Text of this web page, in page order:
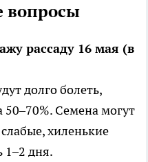
вопросы
рассаду 16 мая (в
долго болеть,
Семена могут
хиленькие
1–2 дня.